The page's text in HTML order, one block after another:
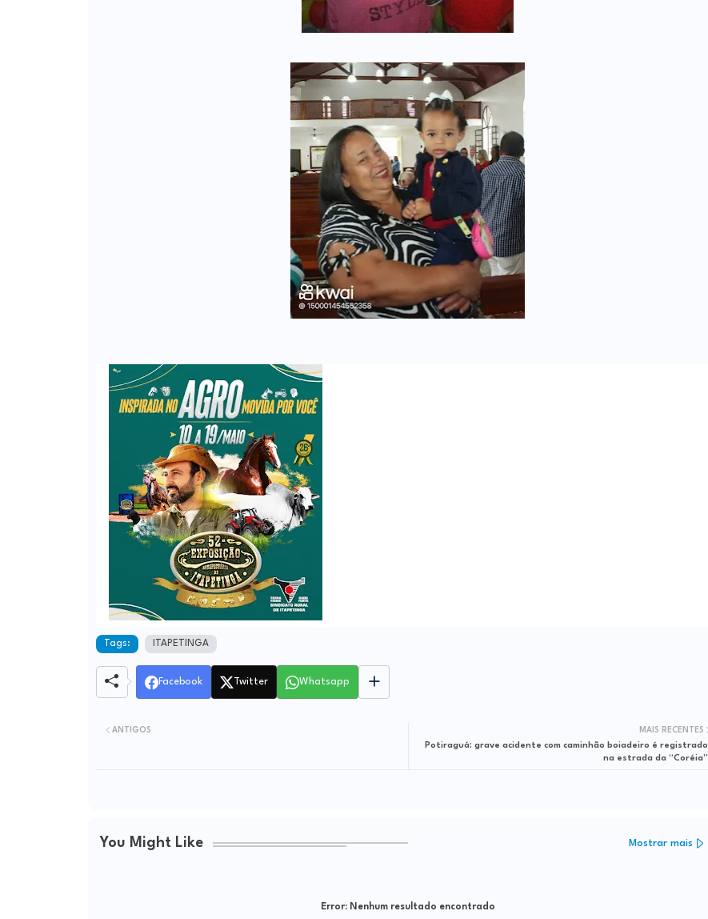
Tags: ITAPETINGA
Facebook Twitter Whatsapp
MAIS RECENTES
Potiraguá: grave acidente com caminhão boiadeiro é registrado
na estrada da “Coréia”
ANTIGOS
You Might Like Mostrar mais
Error:Nenhum resultado encontrado